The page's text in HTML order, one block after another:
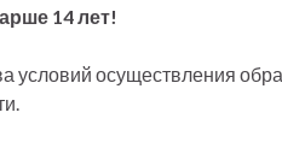
14 лет!
условий осуществления